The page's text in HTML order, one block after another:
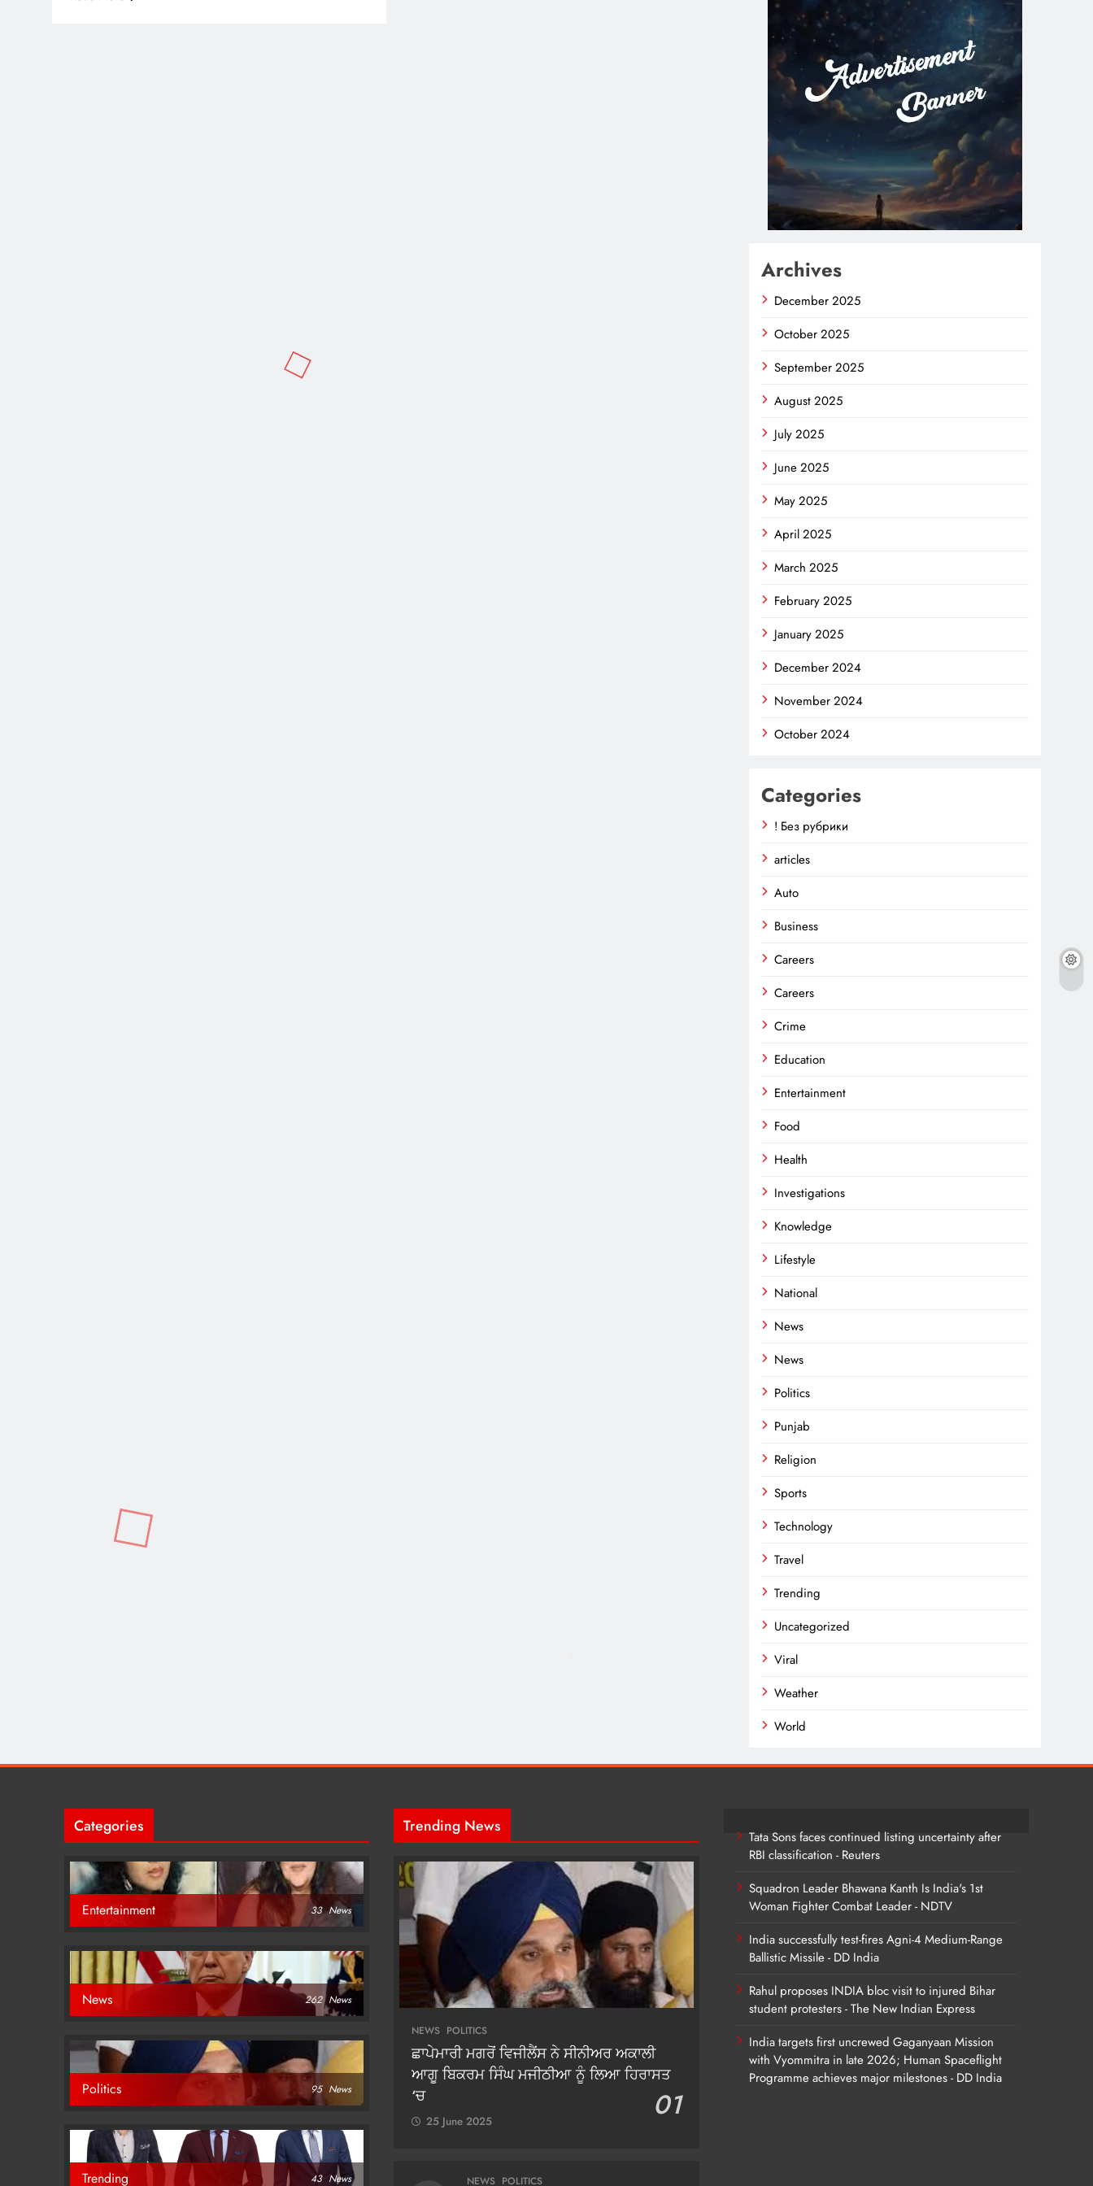
Archives
December 2025
October 2025
September 2025
August 2025
July 2025
June 2025
May 2025
April 2025
March 2025
February 2025
January 2025
December 2024
November 2024
October 2024
Categories
! Без рубрики
articles
Auto
Business
Careers
Careers
Crime
Education
Entertainment
Food
Health
Investigations
Knowledge
Lifestyle
National
News
News
Politics
Punjab
Religion
Sports
Technology
Travel
Trending
Uncategorized
Viral
Weather
World
Categories
Entertainment 33 News
News 262 News
Politics 95 News
Trending 43 News
Trending News
NEWS POLITICS
ਛਾਪੇਮਾਰੀ ਮਗਰੋਂ ਵਿਜੀਲੈਂਸ ਨੇ ਸੀਨੀਅਰ ਅਕਾਲੀ
ਆਗੂ ਬਿਕਰਮ ਸਿੰਘ ਮਜੀਠੀਆ ਨੂੰ ਲਿਆ ਹਿਰਾਸਤ
‘ਚ
01
25 June 2025
NEWS POLITICS
Tata Sons faces continued listing uncertainty after
RBI classification - Reuters
Squadron Leader Bhawana Kanth Is India's 1st
Woman Fighter Combat Leader - NDTV
India successfully test-fires Agni-4 Medium-Range
Ballistic Missile - DD India
Rahul proposes INDIA bloc visit to injured Bihar
student protesters - The New Indian Express
India targets first uncrewed Gaganyaan Mission
with Vyommitra in late 2026; Human Spaceflight
Programme achieves major milestones - DD India